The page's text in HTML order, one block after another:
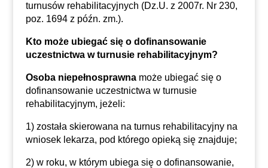
turnusów rehabilitacyjnych (Dz.U. z 2007r. Nr 230,
poz. 1694 z późn. zm.).
Kto może ubiegać się o dofinansowanie
uczestnictwa w turnusie rehabilitacyjnym?
Osoba niepełnosprawnamoże ubiegać się o
dofinansowanie uczestnictwa w turnusie
rehabilitacyjnym, jeżeli:
1) została skierowana na turnus rehabilitacyjny na
wniosek lekarza, pod którego opieką się znajduje;
2) w roku, w którym ubiega się o dofinansowanie,